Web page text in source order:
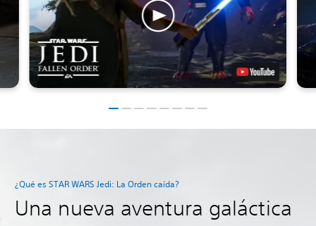
¿Qué es STAR WARS Jedi: La Orden caída?
Una nueva aventura galáctica